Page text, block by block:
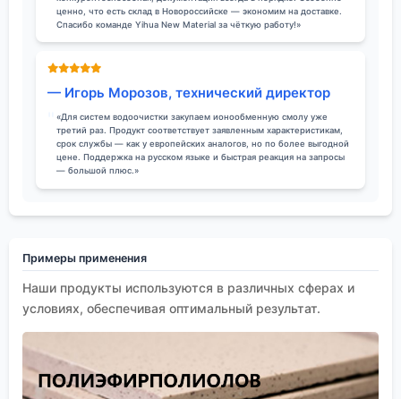
ценно, что есть склад в Новороссийске — экономим на доставке.
Спасибо команде Yihua New Material за чёткую работу!»
— Игорь Морозов, технический директор
«Для систем водоочистки закупаем ионообменную смолу уже
третий раз. Продукт соответствует заявленным характеристикам,
срок службы — как у европейских аналогов, но по более выгодной
цене. Поддержка на русском языке и быстрая реакция на запросы
— большой плюс.»
Примеры применения
Наши продукты используются в различных сферах и
условиях, обеспечивая оптимальный результат.